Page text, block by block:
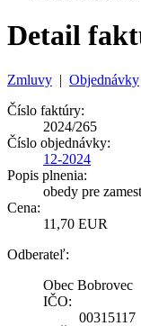
Detail
Zmluvy | Objednávky
Číslo faktúry:
2024/265
Číslo objednávky:
12-2024
Popis plnenia:
obedy pre
Cena:
11,70 EUR
Odberateľ:
Obec Bobrovec
IČO:
00315117